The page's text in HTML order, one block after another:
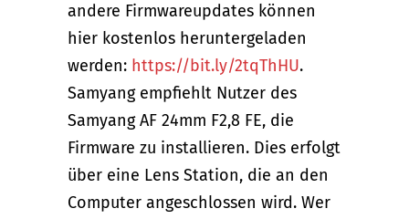
andere Firmwareupdates können
hier kostenlos heruntergeladen
werden: https://bit.ly/2tqThHU.
Samyang empfiehlt Nutzer des
Samyang AF 24mm F2,8 FE, die
Firmware zu installieren. Dies erfolgt
über eine Lens Station, die an den
Computer angeschlossen wird. Wer